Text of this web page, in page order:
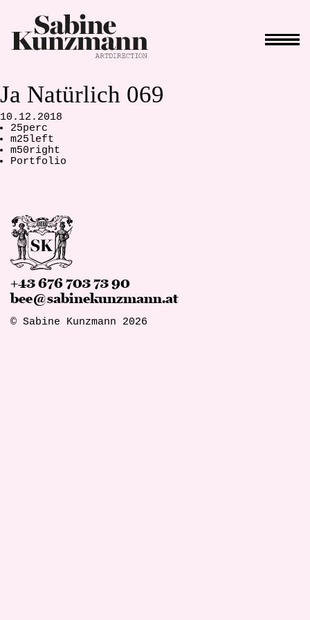
Ja Natürlich 069
10.12.2018
25perc
m25left
m50right
Portfolio
+43 676 703 73 90
bee@sabinekunzmann.at
© Sabine Kunzmann 2026